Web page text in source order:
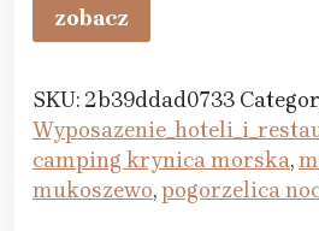
zobacz
SKU: 2b39ddad0733
camping krynica morska,
mukoszewo,pogorzelica